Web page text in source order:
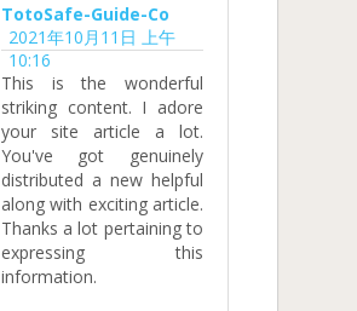
TotoSafe-Guide-Co
2021年10月11日 上午
10:16
This is the wonderful
striking content. I adore
your site article a lot.
You've got genuinely
distributed a new helpful
along with exciting article.
Thanks a lot pertaining to
expressing this
information.